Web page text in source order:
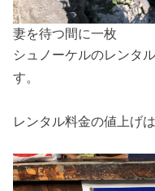
妻を待つ間に一枚
シュノーケルのレンタ
す。
レンタル料金の値上げ